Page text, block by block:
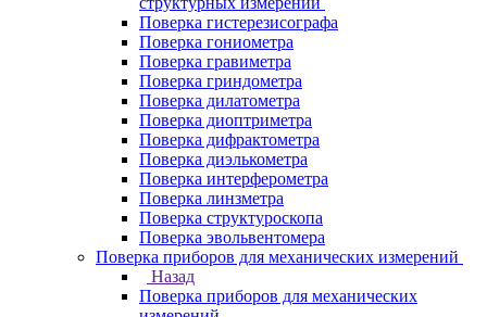
Поверка гистерезисографа
Поверка гониометра
Поверка гравиметра
Поверка гриндометра
Поверка дилатометра
Поверка диоптриметра
Поверка дифрактометра
Поверка диэлькометра
Поверка интерферометра
Поверка линзметра
Поверка структуроскопа
Поверка эвольвентомера
Поверка приборов для механических измерений
Назад
Поверка приборов для механических